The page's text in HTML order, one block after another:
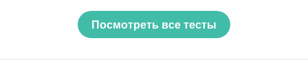
Посмотреть все тесты